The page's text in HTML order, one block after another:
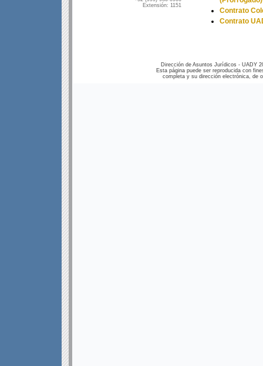
Extensión: 1151
Contrato
Contrato
Dirección de Asuntos Jurídicos - UADY
Esta página puede ser reproducida con
completa y su dirección electrónica, de